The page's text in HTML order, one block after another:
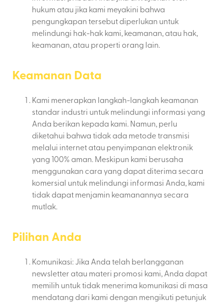
hukum atau jika kami meyakini bahwa
pengungkapan tersebut diperlukan untuk
melindungi hak-hak kami, keamanan, atau hak,
keamanan, atau properti orang lain.
Keamanan Data
Kami menerapkan langkah-langkah keamanan
standar industri untuk melindungi informasi yang
Anda berikan kepada kami. Namun, perlu
diketahui bahwa tidak ada metode transmisi
melalui internet atau penyimpanan elektronik
yang 100% aman. Meskipun kami berusaha
menggunakan cara yang dapat diterima secara
komersial untuk melindungi informasi Anda, kami
tidak dapat menjamin keamanannya secara
mutlak.
Pilihan Anda
Komunikasi: Jika Anda telah berlangganan
newsletter atau materi promosi kami, Anda dapat
memilih untuk tidak menerima komunikasi di masa
mendatang dari kami dengan mengikuti petunjuk